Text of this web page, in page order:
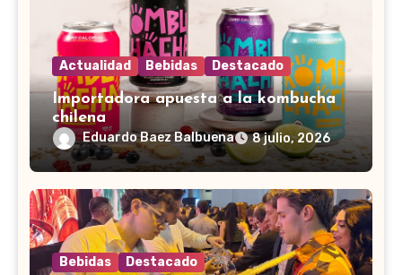
Actualidad Bebidas Destacado
Importadora apuesta a la kombucha
chilena
Eduardo Baez Balbuena 8 julio, 2026
Bebidas Destacado